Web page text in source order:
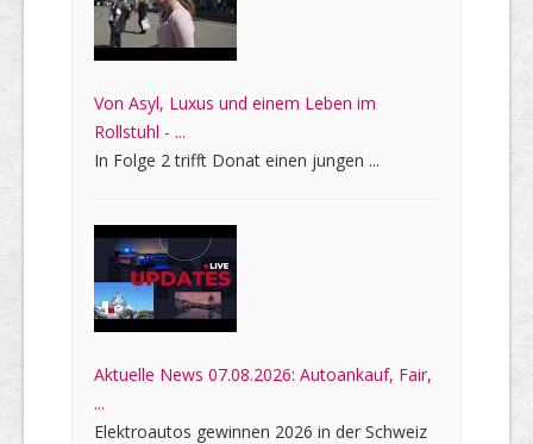
Von Asyl, Luxus und einem Leben im
Rollstuhl - ...
In Folge 2 trifft Donat einen jungen ...
Aktuelle News 07.08.2026: Autoankauf, Fair,
...
Elektroautos gewinnen 2026 in der Schweiz